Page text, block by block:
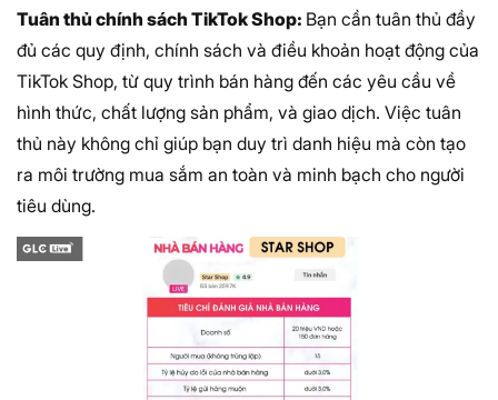
Tuân thủ chính sách TikTok Shop: Bạn cần tuân thủ đầy
đủ các quy định, chính sách và điều khoản hoạt động của
TikTok Shop, từ quy trình bán hàng đến các yêu cầu về
hình thức, chất lượng sản phẩm, và giao dịch. Việc tuân
thủ này không chỉ giúp bạn duy trì danh hiệu mà còn tạo
ra môi trường mua sắm an toàn và minh bạch cho người
tiêu dùng.